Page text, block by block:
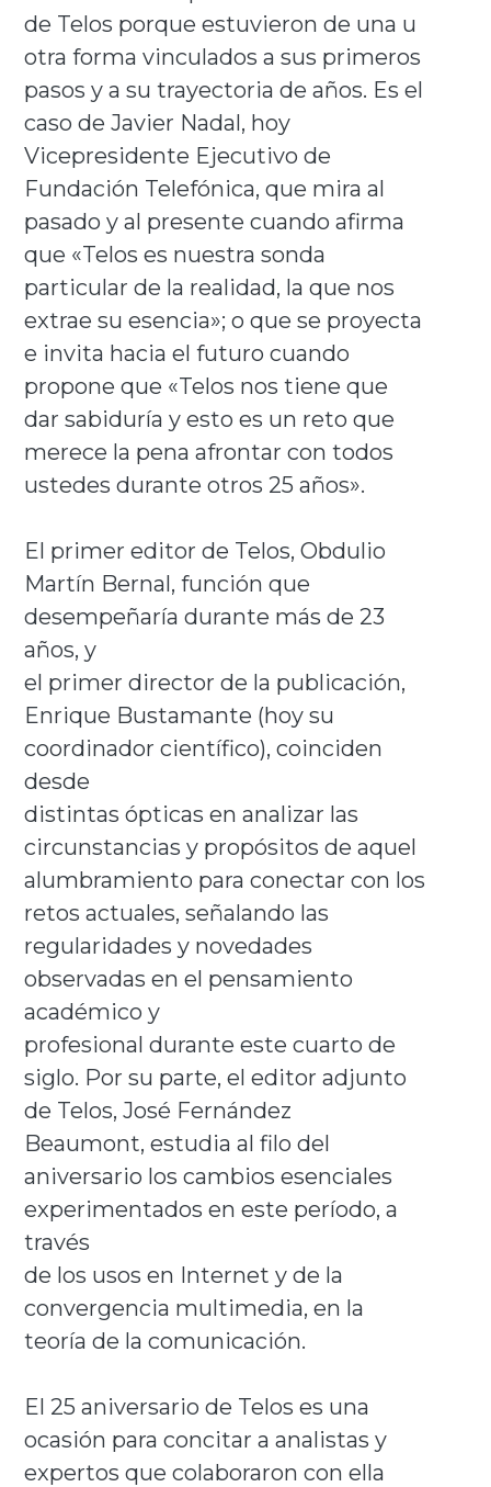
de Telos porque estuvieron de una u
otra forma vinculados a sus primeros
pasos y a su trayectoria de años. Es el
caso de Javier Nadal, hoy
Vicepresidente Ejecutivo de
Fundación Telefónica, que mira al
pasado y al presente cuando afirma
que «Telos es nuestra sonda
particular de la realidad, la que nos
extrae su esencia»; o que se proyecta
e invita hacia el futuro cuando
propone que «Telos nos tiene que
dar sabiduría y esto es un reto que
merece la pena afrontar con todos
ustedes durante otros 25 años».
El primer editor de Telos, Obdulio
Martín Bernal, función que
desempeñaría durante más de 23
años, y
el primer director de la publicación,
Enrique Bustamante (hoy su
coordinador científico), coinciden
desde
distintas ópticas en analizar las
circunstancias y propósitos de aquel
alumbramiento para conectar con los
retos actuales, señalando las
regularidades y novedades
observadas en el pensamiento
académico y
profesional durante este cuarto de
siglo. Por su parte, el editor adjunto
de Telos, José Fernández
Beaumont, estudia al filo del
aniversario los cambios esenciales
experimentados en este período, a
través
de los usos en Internet y de la
convergencia multimedia, en la
teoría de la comunicación.
El 25 aniversario de Telos es una
ocasión para concitar a analistas y
expertos que colaboraron con ella